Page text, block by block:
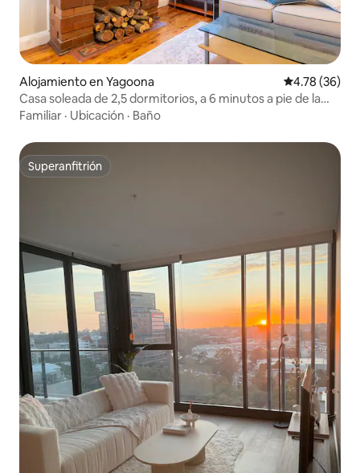
Alojamiento en Yagoona Calificación
4.78 (36)
Casa soleada de 2,5 dormitorios, a 6 minutos a pie de la
estación de tren
Familiar · Ubicación · Baño
Superanfitrión
Superanfitrión